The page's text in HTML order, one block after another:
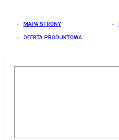
MAPA STRONY
OFERTA PRODUKTOWA